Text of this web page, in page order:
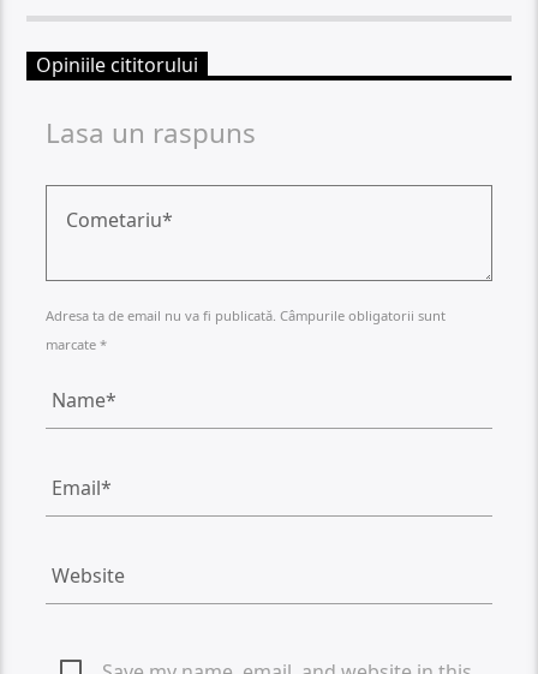
Opiniile cititorului
Lasa un raspuns
Adresa ta de email nu va fi publicată. Câmpurile obligatorii sunt
marcate *